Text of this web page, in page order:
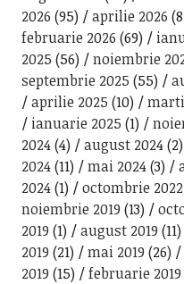
2026 (95) aprilie 2026
februarie 2026 (69)
2025 (56) noiembrie
septembrie 2025 (55)
aprilie 2025 (10)
ianuarie 2025 (1)
2024(4) august 2024(2)
2024(11) mai 2024(3)
2024(1) octombrie 2022
noiembrie 2019 (13)
2019 (1) august 2019 (11)
2019 (21) mai 2019 (26)
2019 (15) februarie 2019